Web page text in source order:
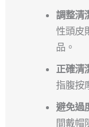
調整清
性頭皮
品。
正確清
指腹按
避免過
間戴帽